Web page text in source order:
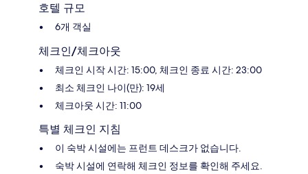
호텔 규모
6개 객실
체크인/체크아웃
체크인 시작 시간: 15:00, 체크인 종료 시간: 23:00
최소 체크인 나이(만): 19세
체크아웃 시간: 11:00
특별 체크인 지침
이 숙박 시설에는 프런트 데스크가 없습니다.
숙박 시설에 연락해 체크인 정보를 확인해 주세요.